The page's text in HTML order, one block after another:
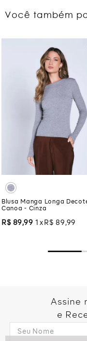
Você também
Blusa Manga Longa
Canoa - Cinza
R$ 89,99 1 R$ 89 ,99
Assine
e